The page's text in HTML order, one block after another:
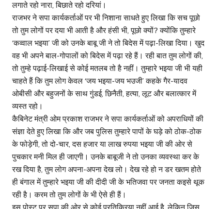
लगाते रहो नारा, बिछाते रहो दरियां।
राजभर ने सपा कार्यकर्ताओं पर भी निशाना साधते हुए लिखा कि सच पूछो
तो तुम लोगों पर दया भी आती है और हंसी भी, पूछो क्यों? क्योंकि तुम्हारे
‘कव्वाल भइया’ जी को उनके बाबू जी ने तो बिदेस में पढ़ा-लिखा दिया। खुद
वह भी अपने बाल-गोपालों को बिदेस में पढ़ा रहे हैं। रही बात तुम लोगों की,
तो तुम्हे पढ़ाई-लिखाई से कोई मतलब तो है नहीं। तुम्हारे भइया जी भी यही
चाहते हैं कि तुम लोग केवल ‘जय भइया-जय भउजी’ कहके गैर-यादव
ओबीसी और बहुजनों के साथ गुंडई, छिनैती, हत्या, लूट और बलात्कार में
व्यस्त रहो।
कैबिनेट मंत्री ओम प्रकाश राजभर ने सपा कार्यकर्ताओं को अपराधियों की
संज्ञा देते हुए लिखा कि और जब पुलिस तुम्हारे पापों के घड़े को ठोक-ठोक
के फोड़ेगी, तो दो-चार, दस हजार या लाख रुपया भइया जी की ओर से
पुचकार मनी मिल ही जाएगी। उनके बाबूजी ने तो उनका व्यवस्था कर के
रख दिया है, तुम लोग अपना-अपना देख लो। देख रहे हो न डर खतम होते
ही बंगाल में तुम्हारे भइया जी की दीदी जी के भतिजवा पर जनता कइसे थूक
रही है। करम तो तुम लोगों के भी ऐसे ही हैं।